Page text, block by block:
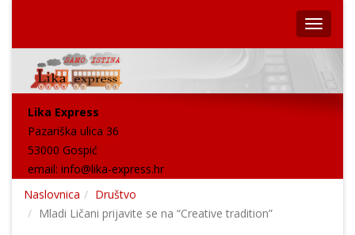
Lika Express
Pazariška ulica 36
53000 Gospić
email: info@lika-express.hr
Naslovnica
Društvo
Mladi Ličani prijavite se na “Creative tradition”